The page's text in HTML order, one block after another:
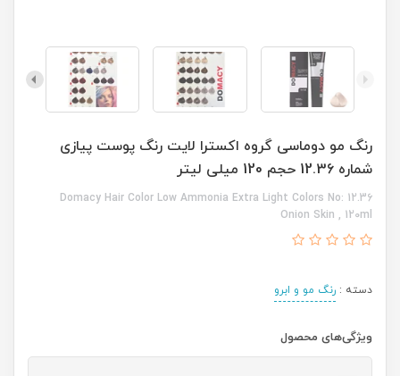
رنگ مو دوماسی گروه اکسترا لایت رنگ پوست پیازی
شماره 12.36 حجم 120 میلی لیتر
Domacy Hair Color Low Ammonia Extra Light Colors No: 12.36
Onion Skin , 120ml
دسته : رنگ مو و ابرو
ویژگی‌های محصول